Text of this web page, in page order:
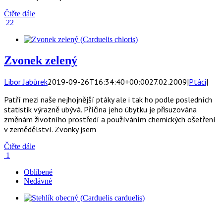
Čtěte dále
22
Zvonek zelený
Libor Jabůrek2019-09-26T16:34:40+00:0027.02.2009|Ptáci|
Patří mezi naše nejhojnější ptáky ale i tak ho podle posledních
statistik výrazně ubývá. Příčina jeho úbytku je přisuzována
změnám životního prostředí a používáním chemických ošetření
v zemědělství. Zvonky jsem
Čtěte dále
1
Oblíbené
Nedávné